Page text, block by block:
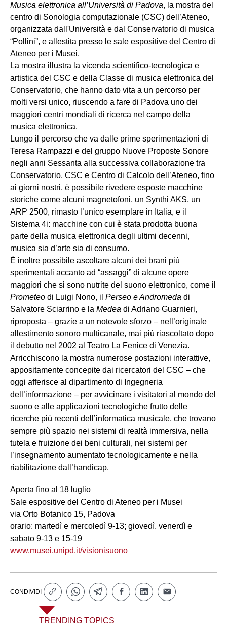
Musica elettronica all’Università di Padova, la mostra del
centro di Sonologia computazionale (CSC) dell’Ateneo,
organizzata dall'Università e dal Conservatorio di musica
“Pollini”, e allestita presso le sale espositive del Centro di
Ateneo per i Musei.
La mostra illustra la vicenda scientifico-tecnologica e
artistica del CSC e della Classe di musica elettronica del
Conservatorio, che hanno dato vita a un percorso per
molti versi unico, riuscendo a fare di Padova uno dei
maggiori centri mondiali di ricerca nel campo della
musica elettronica.
Lungo il percorso che va dalle prime sperimentazioni di
Teresa Rampazzi e del gruppo Nuove Proposte Sonore
negli anni Sessanta alla successiva collaborazione tra
Conservatorio, CSC e Centro di Calcolo dell’Ateneo, fino
ai giorni nostri, è possibile rivedere esposte macchine
storiche come alcuni magnetofoni, un Synthi AKS, un
ARP 2500, rimasto l’unico esemplare in Italia, e il
Sistema 4i: macchine con cui è stata prodotta buona
parte della musica elettronica degli ultimi decenni,
musica sia d’arte sia di consumo.
È inoltre possibile ascoltare alcuni dei brani più
sperimentali accanto ad “assaggi” di alcune opere
maggiori che si sono nutrite del suono elettronico, come il
Prometeo di Luigi Nono, il Perseo e Andromeda di
Salvatore Sciarrino e la Medea di Adriano Guarnieri,
riproposta – grazie a un notevole sforzo – nell’originale
allestimento sonoro multicanale, mai più riascoltato dopo
il debutto nel 2002 al Teatro La Fenice di Venezia.
Arricchiscono la mostra numerose postazioni interattive,
appositamente concepite dai ricercatori del CSC – che
oggi afferisce al dipartimento di Ingegneria
dell’informazione – per avvicinare i visitatori al mondo del
suono e alle applicazioni tecnologiche frutto delle
ricerche più recenti dell’informatica musicale, che trovano
sempre più spazio nei sistemi di realtà immersiva, nella
tutela e fruizione dei beni culturali, nei sistemi per
l’insegnamento aumentato tecnologicamente e nella
riabilitazione dall’handicap.
Aperta fino al 18 luglio
Sale espositive del Centro di Ateneo per i Musei
via Orto Botanico 15, Padova
orario: martedì e mercoledì 9-13; giovedì, venerdì e
sabato 9-13 e 15-19
www.musei.unipd.it/visionisuono
CONDIVIDI
TRENDING TOPICS